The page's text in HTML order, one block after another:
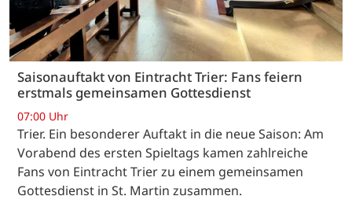
Saisonauftakt von Eintracht Trier: Fans feiern
erstmals gemeinsamen Gottesdienst
07:00 Uhr
Trier. Ein besonderer Auftakt in die neue Saison: Am
Vorabend des ersten Spieltags kamen zahlreiche
Fans von Eintracht Trier zu einem gemeinsamen
Gottesdienst in St. Martin zusammen.